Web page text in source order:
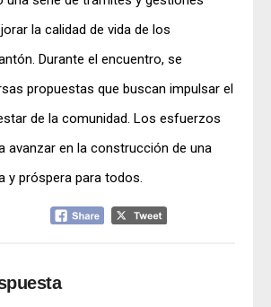
la calidad de vida de los
Durante el encuentro, se
propuestas que buscan impulsar el
de la comunidad. Los esfuerzos
avanzar en la construcción de una
y próspera para todos.